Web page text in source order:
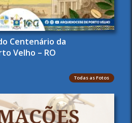
Centenário da
Velho – RO
Todas as Fotos